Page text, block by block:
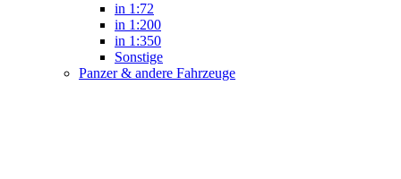
in 1:72
in 1:200
in 1:350
Sonstige
Panzer & andere Fahrzeuge